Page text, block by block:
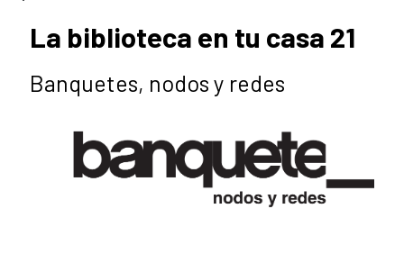
La biblioteca en tu casa 21
Banquetes, nodos y redes